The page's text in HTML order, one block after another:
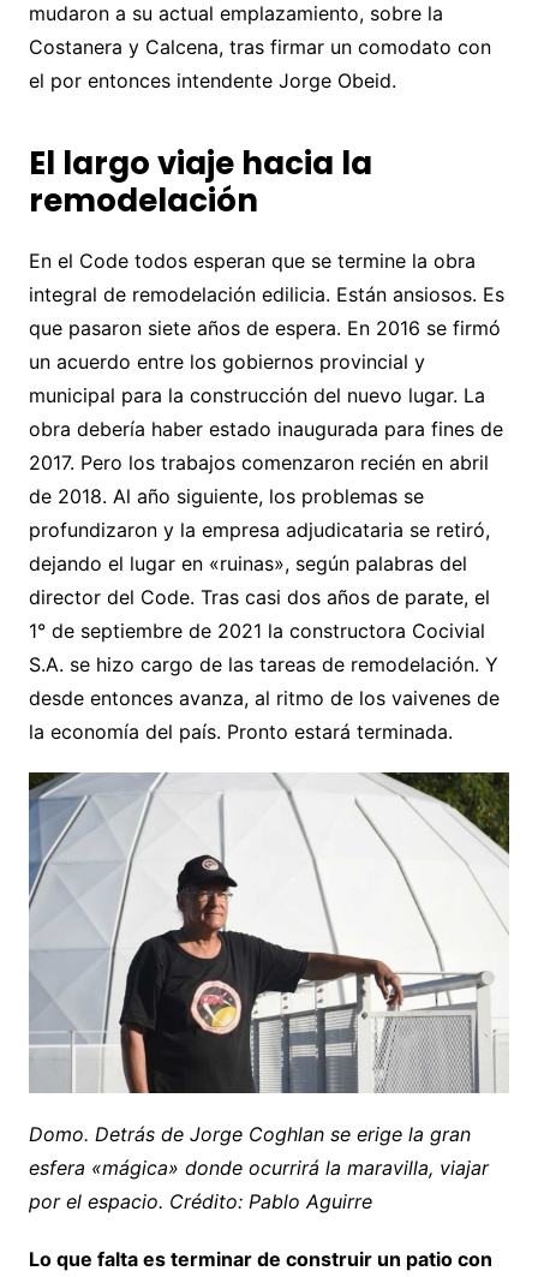
mudaron a su actual emplazamiento, sobre la
Costanera y Calcena, tras firmar un comodato con
el por entonces intendente Jorge Obeid.
El largo viaje hacia la
remodelación
En el Code todos esperan que se termine la obra
integral de remodelación edilicia. Están ansiosos. Es
que pasaron siete años de espera. En 2016 se firmó
un acuerdo entre los gobiernos provincial y
municipal para la construcción del nuevo lugar. La
obra debería haber estado inaugurada para fines de
2017. Pero los trabajos comenzaron recién en abril
de 2018. Al año siguiente, los problemas se
profundizaron y la empresa adjudicataria se retiró,
dejando el lugar en «ruinas», según palabras del
director del Code. Tras casi dos años de parate, el
1° de septiembre de 2021 la constructora Cocivial
S.A. se hizo cargo de las tareas de remodelación. Y
desde entonces avanza, al ritmo de los vaivenes de
la economía del país. Pronto estará terminada.
Domo. Detrás de Jorge Coghlan se erige la gran
esfera «mágica» donde ocurrirá la maravilla, viajar
por el espacio. Crédito: Pablo Aguirre
Lo que falta es terminar de construir un patio con